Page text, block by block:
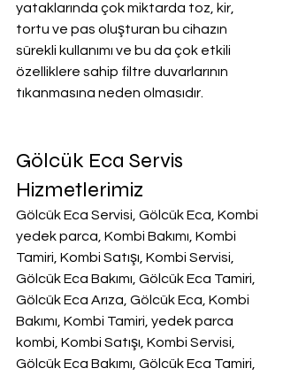
yataklarında çok miktarda toz, kir,
tortu ve pas oluşturan bu cihazın
sürekli kullanımı ve bu da çok etkili
özelliklere sahip filtre duvarlarının
tıkanmasına neden olmasıdır.
Gölcük Eca Servis
Hizmetlerimiz
Gölcük Eca Servisi, Gölcük Eca, Kombi
yedek parca, Kombi Bakımı, Kombi
Tamiri, Kombi Satışı, Kombi Servisi,
Gölcük Eca Bakımı, Gölcük Eca Tamiri,
Gölcük Eca Arıza, Gölcük Eca, Kombi
Bakımı, Kombi Tamiri, yedek parca
kombi, Kombi Satışı, Kombi Servisi,
Gölcük Eca Bakımı, Gölcük Eca Tamiri,